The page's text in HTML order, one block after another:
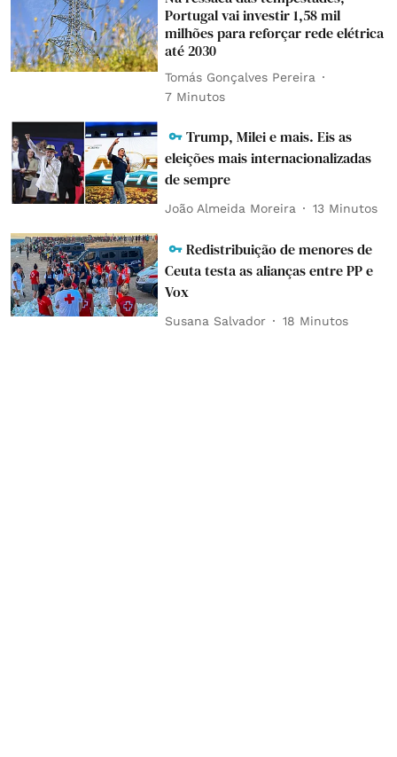
Portugal vai investir 1,58 mil
milhões para reforçar rede elétrica
até 2030
Tomás Gonçalves Pereira
7 Minutos
Trump, Milei e mais. Eis as
eleições mais internacionalizadas
de sempre
João Almeida Moreira 13 Minutos
Redistribuição de menores de
Ceuta testa as alianças entre PP e
Vox
Susana Salvador 18 Minutos